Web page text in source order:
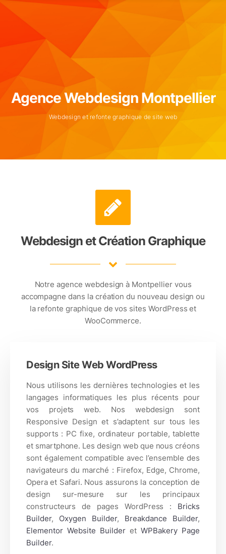
Agence Webdesign Montpellier
Webdesign et refonte graphique de site web
Webdesign et Création Graphique
Notreagence webdesign à Montpellier vous
accompagne dans la création du nouveau design ou
la refonte graphique de vos sites WordPress et
WooCommerce.
Design Site Web WordPress
Nous utilisons les dernières technologies et les
langages informatiques les plus récents pour
vos projets web. Nos webdesign sont
Responsive Design et s’adaptent sur tous les
supports : PC fixe, ordinateur portable, tablette
et smartphone. Les design web que nous créons
sont également compatible avec l’ensemble des
navigateurs du marché : Firefox, Edge, Chrome,
Opera et Safari. Nous assurons la conception de
design sur-mesure sur les principaux
constructeurs de pages WordPress : Bricks
Builder, Oxygen Builder, Breakdance Builder,
Elementor Website BuilderetWPBakery Page
Builder.